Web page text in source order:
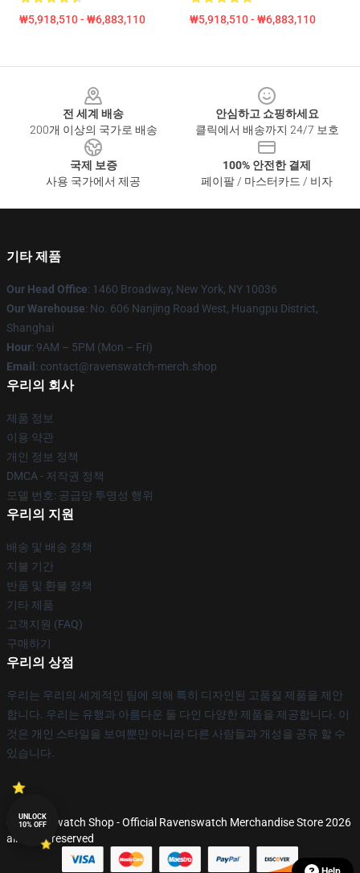
₩5,918,510 - ₩6,883,110 ₩5,918,510 - ₩6,883,110
전 세계 배송
200개 이상의 국가로 배송
안심하고 쇼핑하세요
클릭에서 배송까지 24/7 보호
국제 보증
사용 국가에서 제공
100% 안전한 결제
페이팔 / 마스터카드 / 비자
기타 제품
Our Head Office: 1460 Broadway, New York, NY 10036
Our Warehouse: No. 606 Nanjing Road West, Huangpu District,
Shanghai
Hour: 9AM – 5PM (Mon – Fri)
Email : contact@ravenswatch-merch.shop
우리의 회사
제품 정보
이용 약관
개인 정보 정책
DMCA - 저작권 정책
모델 번호: 공급망 투명성 행위
우리의 지원
배송 및 배송 정책
지불 기간
반품 및 환불 정책
기타 제품
고객지원 (FAQ)
구매하기
우리의 상점
우리는 우리의 세계적인 팀에 의해 특히 디자인된 고품질 제품을 제안
합니다. 우리는 유행과 아름다운 둘 다인 다양한 제품을 제공합니다. 이
것은 개인 스타일을 보여뿐만 아니라 다른 사람들과 개성을 공유 할 수
있습니다.
© Ravenswatch Shop - Official Ravenswatch Merchandise Store 2026
all rights reserved
UNLOCK
10% OFF